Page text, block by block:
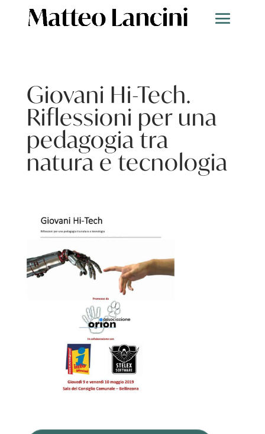
Giovani Hi-Tech.
Riflessioni per una
pedagogia tra
natura e tecnologia